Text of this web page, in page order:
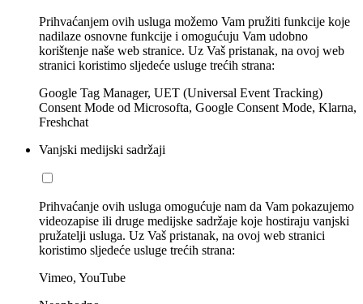
Prihvaćanjem ovih usluga možemo Vam pružiti funkcije koje
nadilaze osnovne funkcije i omogućuju Vam udobno
korištenje naše web stranice. Uz Vaš pristanak, na ovoj web
stranici koristimo sljedeće usluge trećih strana:
Google Tag Manager, UET (Universal Event Tracking)
Consent Mode od Microsofta, Google Consent Mode, Klarna,
Freshchat
Vanjski medijski sadržaji
Prihvaćanje ovih usluga omogućuje nam da Vam pokazujemo
videozapise ili druge medijske sadržaje koje hostiraju vanjski
pružatelji usluga. Uz Vaš pristanak, na ovoj web stranici
koristimo sljedeće usluge trećih strana:
Vimeo, YouTube